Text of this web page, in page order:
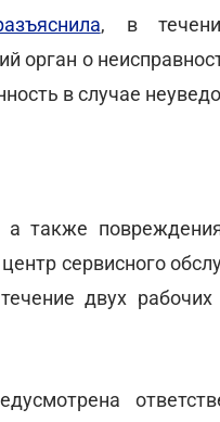
, в
орган о
в случае
также
сервисного
двух